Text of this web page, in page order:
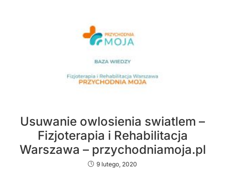
Usuwanie owlosienia swiatlem –
Fizjoterapia i Rehabilitacja
Warszawa – przychodniamoja.pl
9 lutego, 2020